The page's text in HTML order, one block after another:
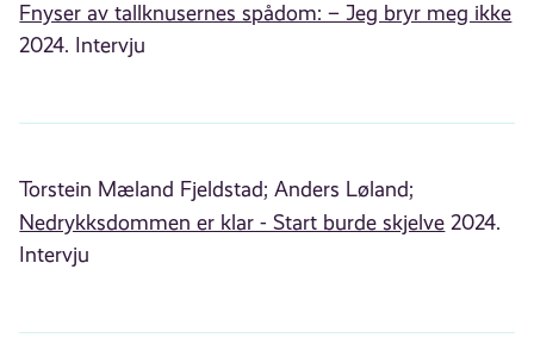
Fnyser av tallknusernes spådom: – Jeg bryr meg ikke
2024. Intervju
Torstein Mæland Fjeldstad; Anders Løland;
Nedrykksdommen er klar - Start burde skjelve 2024.
Intervju